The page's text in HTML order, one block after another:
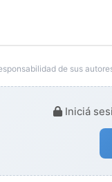
de sus
Iniciá